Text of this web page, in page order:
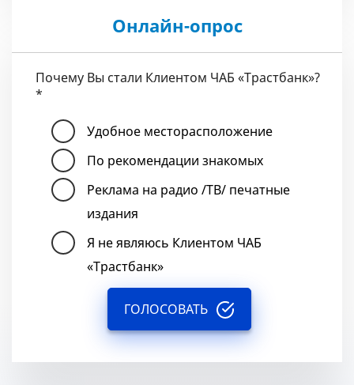
Онлайн-опрос
Почему Вы стали Клиентом ЧАБ «Трастбанк»?
*
Удобное месторасположение
По рекомендации знакомых
Реклама на радио /ТВ/ печатные
издания
Я не являюсь Клиентом ЧАБ
«Трастбанк»
ГОЛОСОВАТЬ